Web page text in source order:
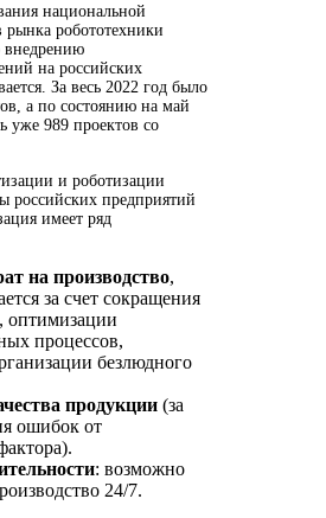
национальной
рынка робототехники
внедрению
на российских
За весь 2022 год было
а по состоянию на май
уже 989 проектов со
и роботизации
российских предприятий
имеет ряд
на производство,
за счет сокращения
оптимизации
процессов,
безлюдного
продукции (за
ошибок от
: возможно
24/7.